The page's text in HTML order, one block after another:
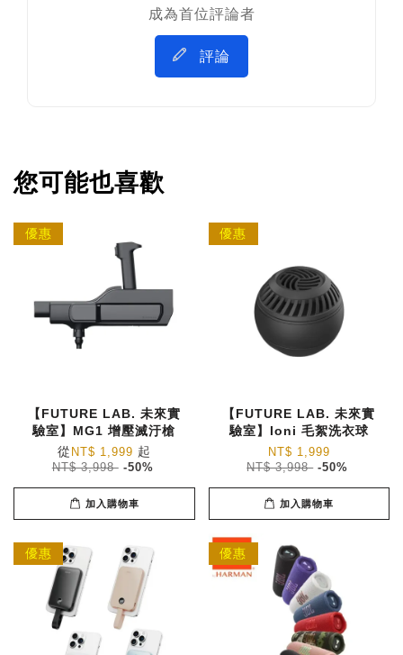
成為首位評論者
評論
您可能也喜歡
優惠
【FUTURE LAB. 未來實
驗室】MG1 增壓滅汙槍
從 NT$ 1,999 起
NT$ 3,998 -50%
加入購物車
優惠
【FUTURE LAB. 未來實
驗室】Ioni 毛絮洗衣球
NT$ 1,999
NT$ 3,998 -50%
加入購物車
優惠 優惠